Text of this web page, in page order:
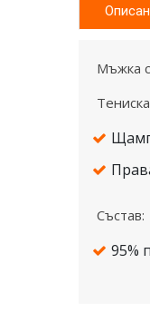
Mъжка
Състав:
95%